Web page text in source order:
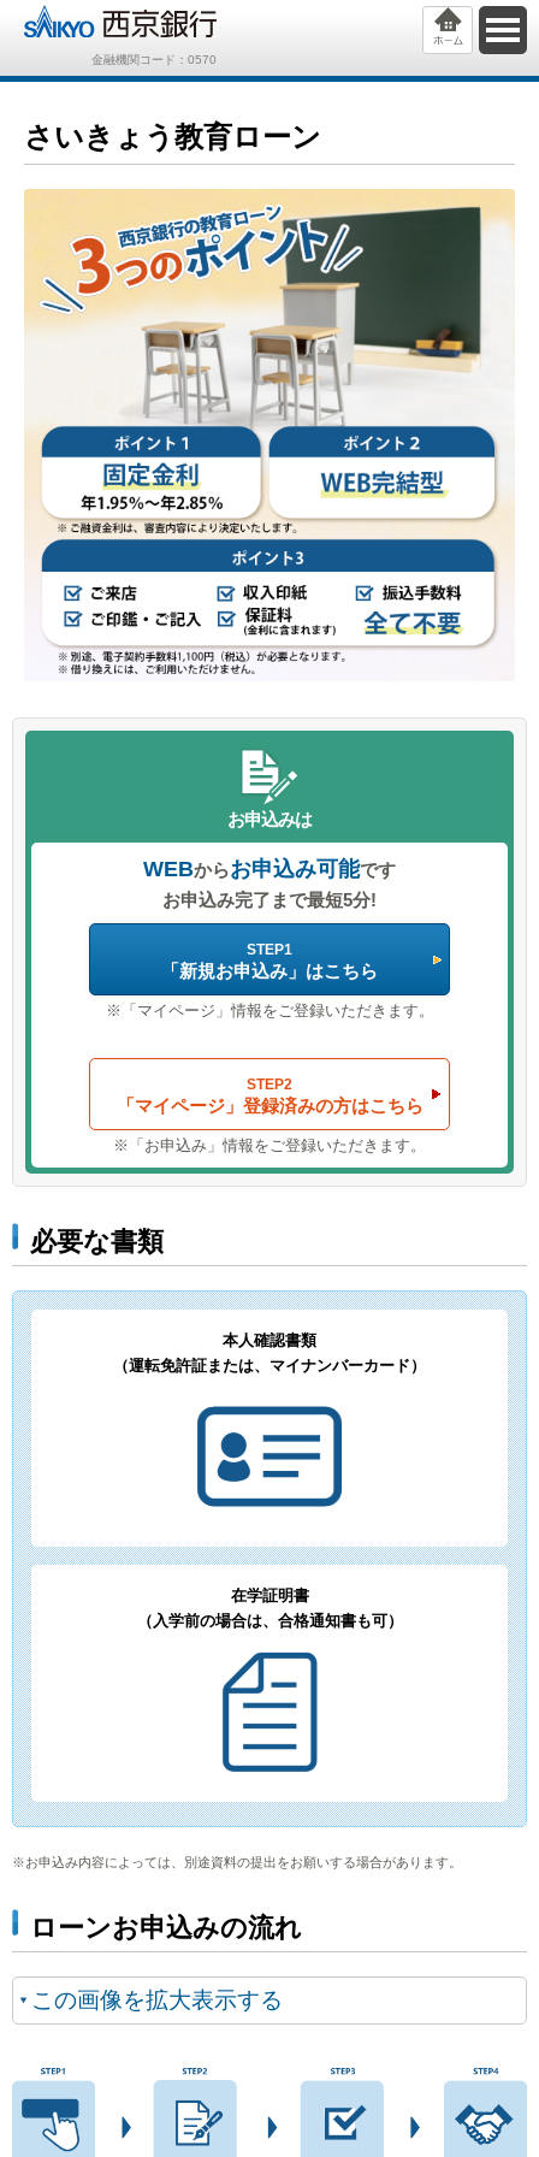
金融機関コード：0570
さいきょう教育ローン
お申込みは
WEBからお申込み可能です
お申込み完了まで最短5分!
STEP1
「新規お申込み」はこちら
※「マイページ」情報をご登録いただきます。
STEP2
「マイページ」登録済みの方はこちら
※「お申込み」情報をご登録いただきます。
必要な書類
本人確認書類
（運転免許証または、マイナンバーカード）
在学証明書
（入学前の場合は、合格通知書も可）
※お申込み内容によっては、別途資料の提出をお願いする場合があります。
ローンお申込みの流れ
この画像を拡大表示する